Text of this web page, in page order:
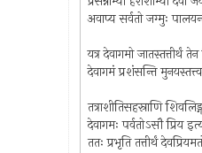
अवाप्य सर्वतो जग्मुः
यत्र देवागमो जातस्तत्तीर्थं
देवागमं प्रशंसन्ति
तत्राशीतिसहस्राणि
देवागमः पर्वतोऽसौ प्रिय
ततः प्रभृति तत्तीर्थं